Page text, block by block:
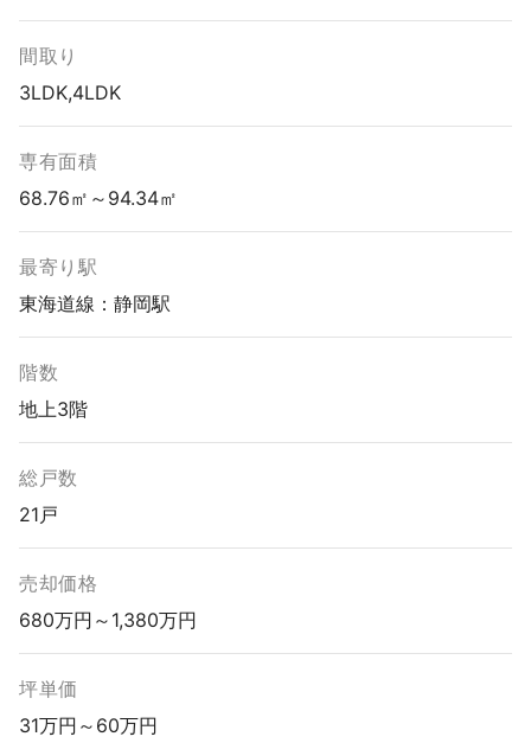
間取り
3LDK,4LDK
専有面積
68.76㎡～94.34㎡
最寄り駅
東海道線：静岡駅
階数
地上3階
総戸数
21戸
売却価格
680万円～1,380万円
坪単価
31万円～60万円